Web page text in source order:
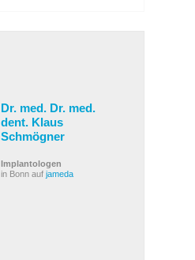
Dr. med. Dr. med.
dent. Klaus
Schmögner
Implantologen
in Bonn auf jameda